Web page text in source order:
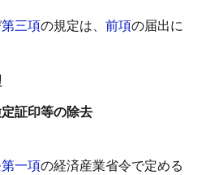
第三項の規定は、 前項の届出に
証印等の除去
一項の経済産業省令で定める